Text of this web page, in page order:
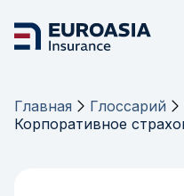
Главная
Глоссарий
Корпоративное